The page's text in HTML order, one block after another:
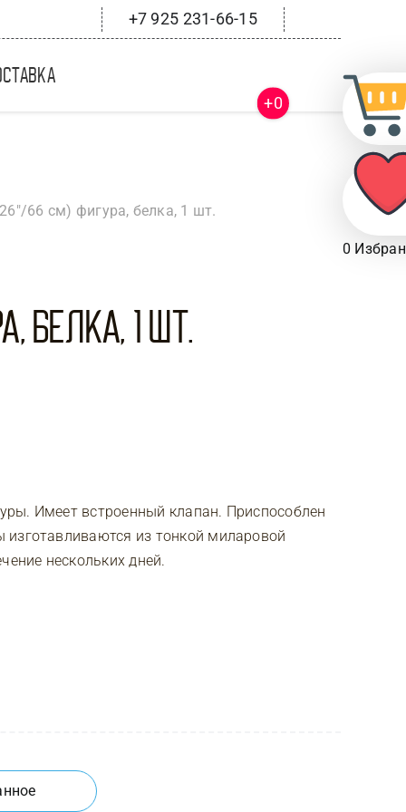
+7 925 231-66-15
+0
0
66 см) фигура, белка, 1 шт.
Белка, 1 шт.
Имеет встроенный клапан. Приспособлен
из тонкой миларовой
нескольких дней.